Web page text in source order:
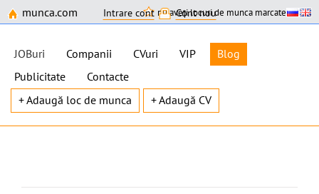
munca.com Intrare cont Cont nou
nu aveți locuri de munca marcate
JOBuri Companii CVuri VIP
Blog
Publicitate
Contacte
+ Adaugă loc de munca
+ Adaugă CV
content